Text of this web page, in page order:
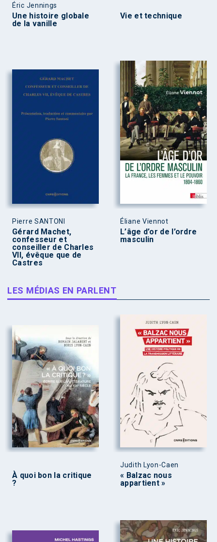
Éric Jennings
Une histoire globale
de la vanille
Vie et technique
Pierre SANTONI
Gérard Machet,
confesseur et
conseiller de Charles
VII, évêque que de
Castres
Éliane Viennot
L’âge d’or de l’ordre
masculin
LES MÉDIAS EN PARLENT
À quoi bon la critique
?
Judith Lyon-Caen
« Balzac nous
appartient »